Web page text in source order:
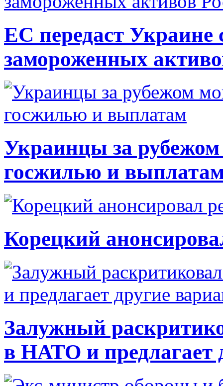
ЕС передаст Украине
замороженных
Украинцы за рубежом
госжилью и
Корецкий
Залужный
в НАТО и предлагает